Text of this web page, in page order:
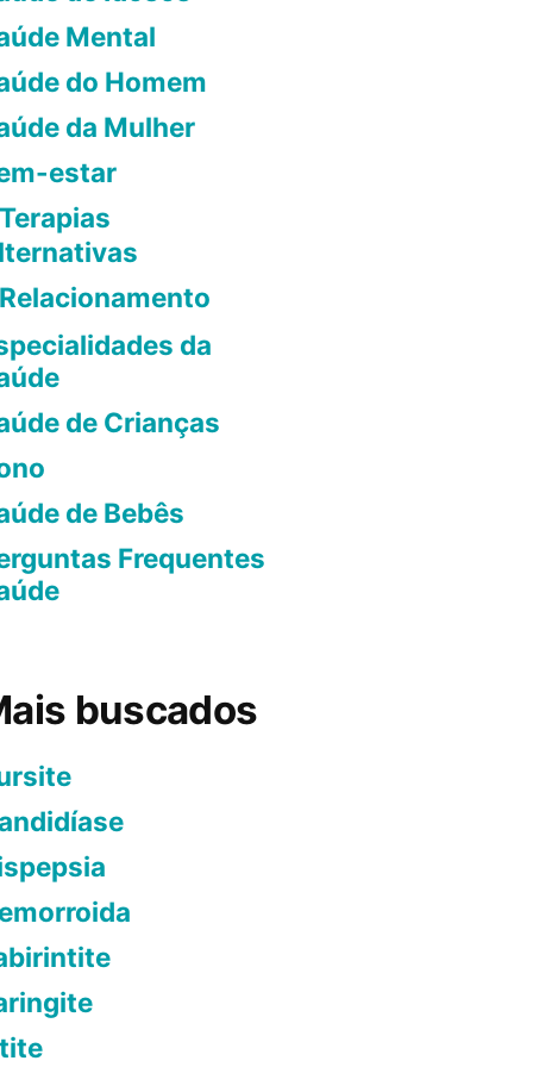
Mental
do Homem
da Mulher
estar
Terapias
Relacionamento
da
de Crianças
de Bebês
Frequentes
buscados